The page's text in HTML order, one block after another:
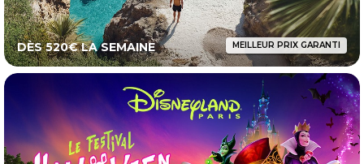
DÈS 520€ LA SEMAINE MEILLEUR PRIX GARANTI